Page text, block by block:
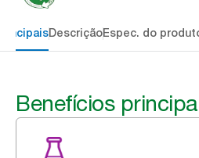
DescriçãoEspec. do
Benefícios